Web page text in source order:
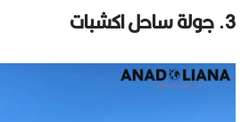
3. جولة ساحل اكشبات